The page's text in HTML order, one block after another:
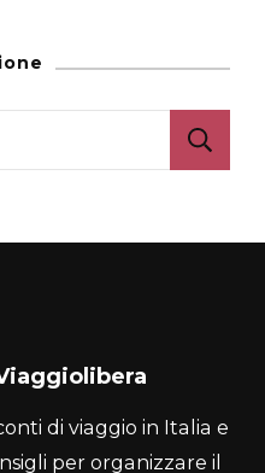
di viaggio in Italia e
per organizzare il